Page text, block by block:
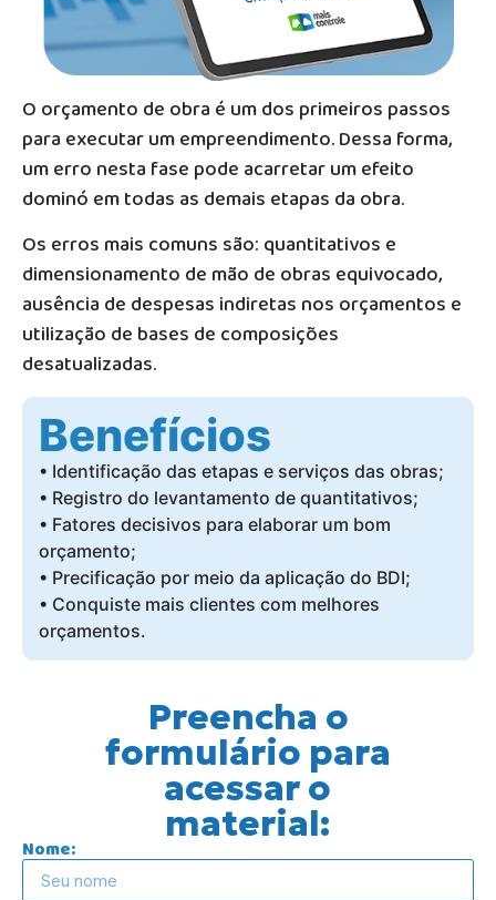
O orçamento de obra é um dos primeiros passos
para executar um empreendimento. Dessa forma,
um erro nesta fase pode acarretar um efeito
dominó em todas as demais etapas da obra.
Os erros mais comuns são: quantitativos e
dimensionamento de mão de obras equivocado,
ausência de despesas indiretas nos orçamentos e
utilização de bases de composições
desatualizadas.
Benefícios
• Identificação das etapas e serviços das obras;
• Registro do levantamento de quantitativos;
• Fatores decisivos para elaborar um bom
orçamento;
• Precificação por meio da aplicação do BDI;
• Conquiste mais clientes com melhores
orçamentos.
Preencha o
formulário para
acessar o
material:
Nome: